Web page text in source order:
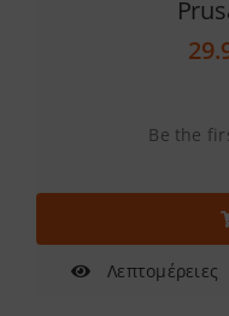
Be the
το
προϊόν
Λεπτομέρειες